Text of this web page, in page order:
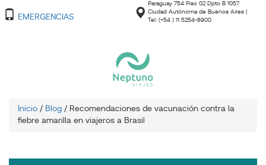
EMERGENCIAS
Paraguay 754 Piso 02 Dpto B 1057
Ciudad Autónoma de Buenos Aires |
Tel: (+54 ) 11 5254-8900
Inicio / Blog / Recomendaciones de vacunación contra la
fiebre amarilla en viajeros a Brasil